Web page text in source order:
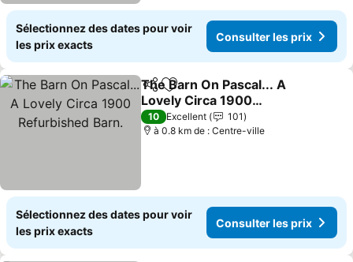
Sélectionnez des dates pour voir
les prix exacts
Consulter les prix
PartagerAjouter à mes favoris
The Barn On Pascal... A
Lovely Circa 1900
Refurbished Barn.
Consulter les prix
10 Excellent
101
à 0.8 km de : Centre-ville
Sélectionnez des dates pour voir
les prix exacts
Consulter les prix